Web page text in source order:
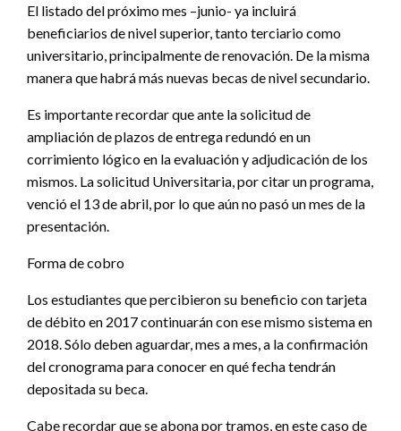
El listado del próximo mes –junio- ya incluirá
beneficiarios de nivel superior, tanto terciario como
universitario, principalmente de renovación. De la misma
manera que habrá más nuevas becas de nivel secundario.
Es importante recordar que ante la solicitud de
ampliación de plazos de entrega redundó en un
corrimiento lógico en la evaluación y adjudicación de los
mismos. La solicitud Universitaria, por citar un programa,
venció el 13 de abril, por lo que aún no pasó un mes de la
presentación.
Forma de cobro
Los estudiantes que percibieron su beneficio con tarjeta
de débito en 2017 continuarán con ese mismo sistema en
2018. Sólo deben aguardar, mes a mes, a la confirmación
del cronograma para conocer en qué fecha tendrán
depositada su beca.
Cabe recordar que se abona por tramos, en este caso de